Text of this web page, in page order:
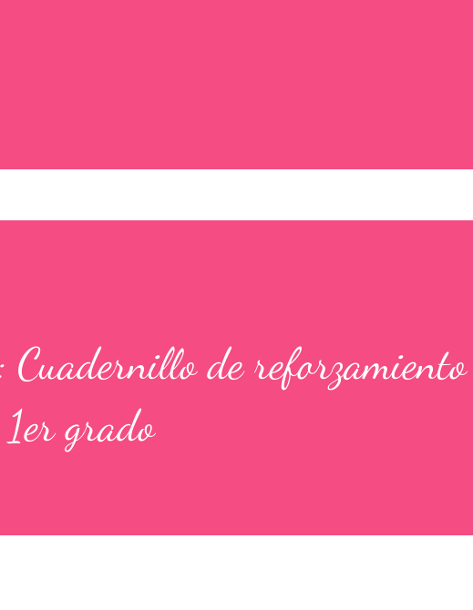
de
grado